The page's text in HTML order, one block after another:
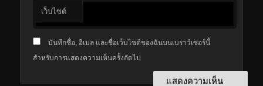
เว็บไซต์
บันทึกชื่อ, อีเมล และชื่อเว็บไซต์ของฉันบนเบราว์เซอร์นี้
สำหรับการแสดงความเห็นครั้งถัดไป